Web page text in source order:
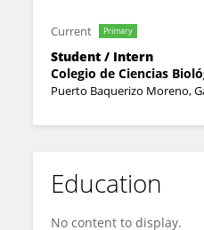
Current Primary
Student / Intern
Colegio de Ciencias
Puerto Baquerizo Moreno,
Education
No content to display.